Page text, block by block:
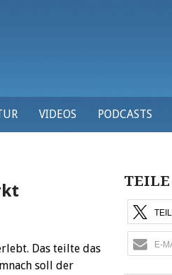
VIDEOS PODCASTS
Das teilte das
soll der
E-